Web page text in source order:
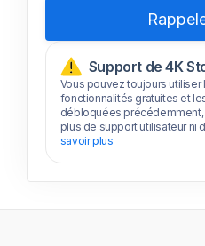
Support de 4K
Vous pouvez toujours utiliser
fonctionnalités gratuites et
débloquées
plus de support utilisateur ni
savoir plus